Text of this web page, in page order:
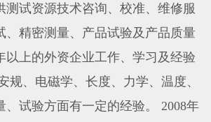
测试资源技术咨询、校准、维修服
、精密测量、产品试验及产品质量
以上的外资企业工作、学习及经验
规、电磁学、长度、力学、温度、
、试验方面有一定的经验。 2008年